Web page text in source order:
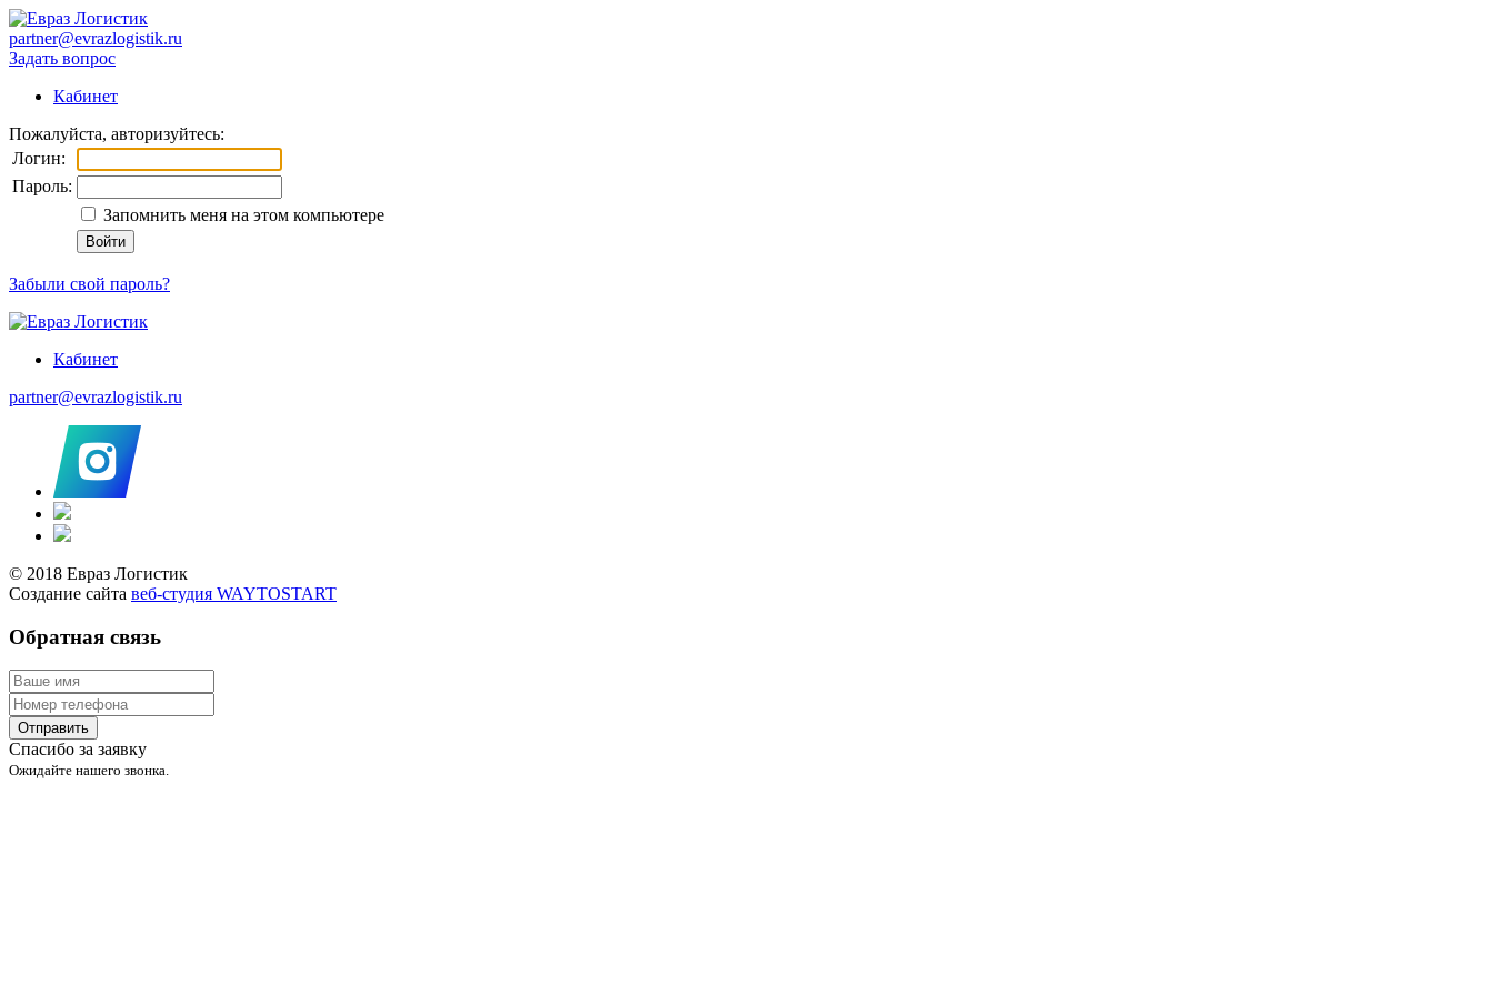
partner@evrazlogistik.ru
Задать вопрос
Кабинет
Пожалуйста, авторизуйтесь:
Логин:
Пароль:
Запомнить меня на этом компьютере
Забыли свой пароль?
Кабинет
partner@evrazlogistik.ru
© 2018 Евраз Логистик
Создание сайта веб-студия WAYTOSTART
Обратная связь
Отправить
Спасибо за заявку
Ожидайте нашего звонка.